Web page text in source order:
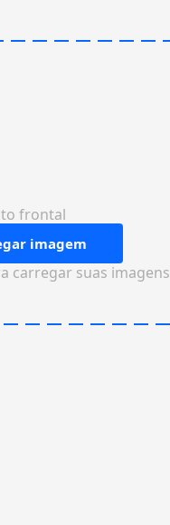
frontal
imagem
carregar suas imagens